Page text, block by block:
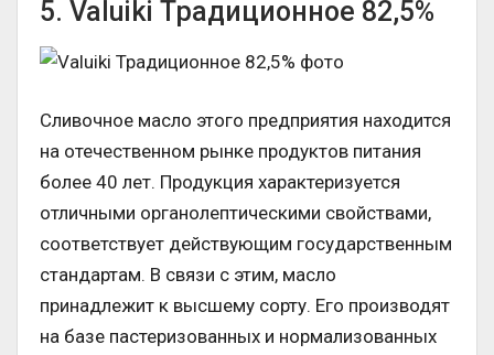
5. Valuiki Традиционное 82,5%
Сливочное масло этого предприятия находится
на отечественном рынке продуктов питания
более 40 лет. Продукция характеризуется
отличными органолептическими свойствами,
соответствует действующим государственным
стандартам. В связи с этим, масло
принадлежит к высшему сорту. Его производят
на базе пастеризованных и нормализованных